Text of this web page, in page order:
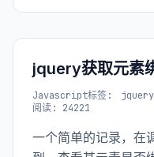
jquery获取元素
Javascript标签: jquery
阅读: 24221
一个简单的记录，在